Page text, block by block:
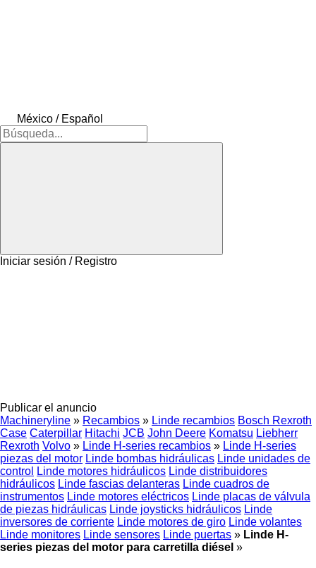
México / Español
Iniciar sesión / Registro
Publicar el anuncio
Machineryline » Recambios » Linde recambios Bosch Rexroth
Case Caterpillar Hitachi JCB John Deere Komatsu Liebherr
Rexroth Volvo » Linde H-series recambios » Linde H-series
piezas del motor Linde bombas hidráulicas Linde unidades de
control
Linde motores hidráulicos Linde distribuidores
hidráulicos Linde fascias delanteras Linde cuadros de
instrumentos Linde motores eléctricos Linde placas de válvula
de piezas hidráulicas Linde joysticks hidráulicos Linde
inversores de corriente Linde motores de giro Linde volantes
Linde monitores Linde sensores Linde puertas » Linde H-
series piezas del motor para carretilla diésel »